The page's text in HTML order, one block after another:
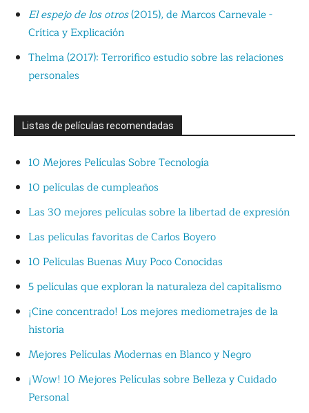
El espejo de los otros(2015), de Marcos Carnevale -
Crítica y Explicación
Thelma (2017): Terrorífico estudio sobre las relaciones
personales
Listas de películas recomendadas
10 Mejores Películas Sobre Tecnología
10 películas de cumpleaños
Las 30 mejores películas sobre la libertad de expresión
Las películas favoritas de Carlos Boyero
10 Películas Buenas Muy Poco Conocidas
5 películas que exploran la naturaleza del capitalismo
¡Cine concentrado! Los mejores mediometrajes de la
historia
Mejores Películas Modernas en Blanco y Negro
¡Wow! 10 Mejores Películas sobre Belleza y Cuidado
Personal